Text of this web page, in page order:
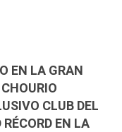
EN LA GRAN
CLUB DEL
EN LA